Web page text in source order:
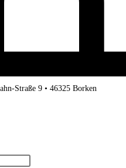
Straße 9 • 46325 Borken